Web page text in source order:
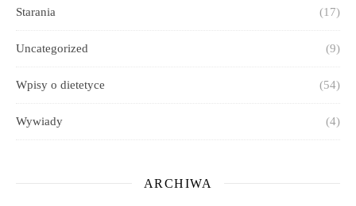
Starania (17)
Uncategorized (9)
Wpisy o dietetyce (54)
Wywiady (4)
ARCHIWA